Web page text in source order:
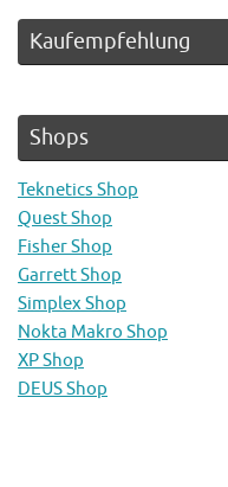
Kaufempfehlung
Shops
Teknetics Shop
Quest Shop
Fisher Shop
Garrett Shop
Simplex Shop
Nokta Makro Shop
XP Shop
DEUS Shop